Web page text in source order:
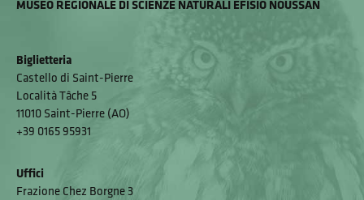
MUSEO REGIONALE DI SCIENZE NATURALI EFISIO NOUSSAN
Biglietteria
Castello di Saint-Pierre
Località Tâche 5
11010 Saint-Pierre (AO)
+39 0165 95931
Uffici
Frazione Chez Borgne 3